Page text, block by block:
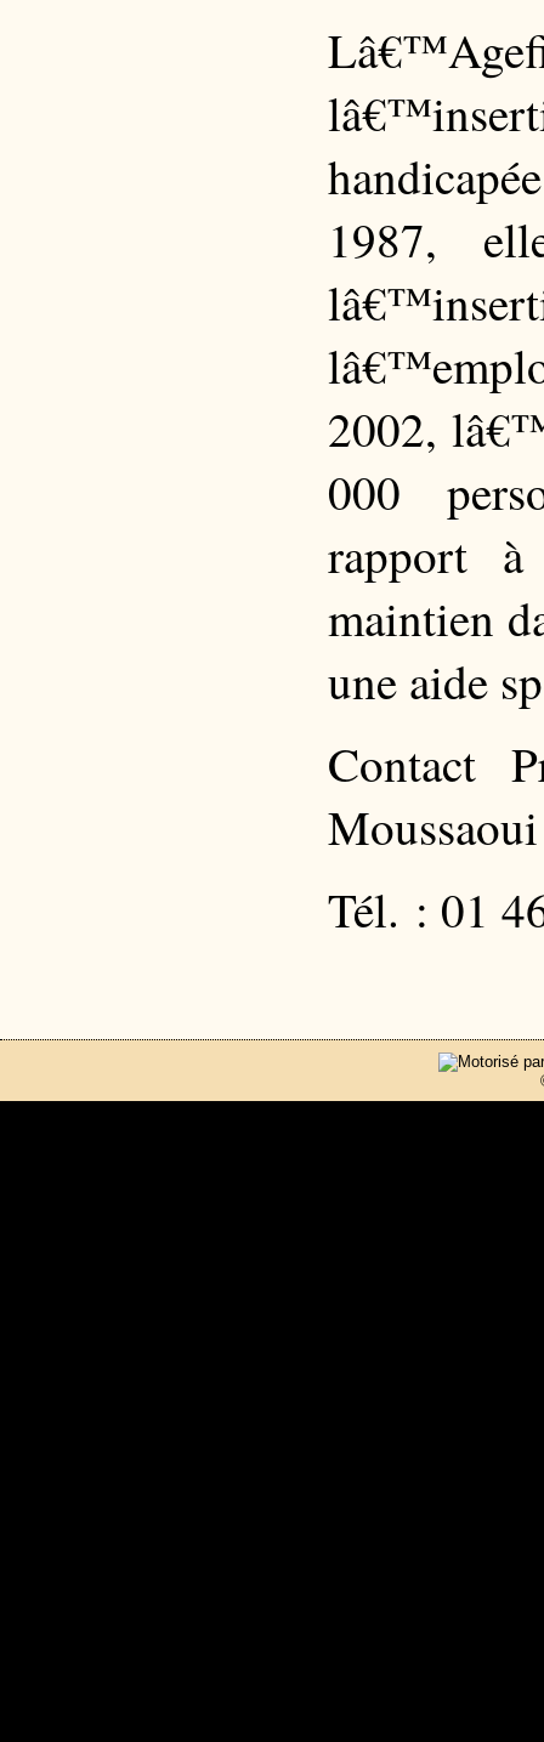
1987,
2002,
000
rapport
maintien
une aide
Contact
Moussaoui
Tél. : 01